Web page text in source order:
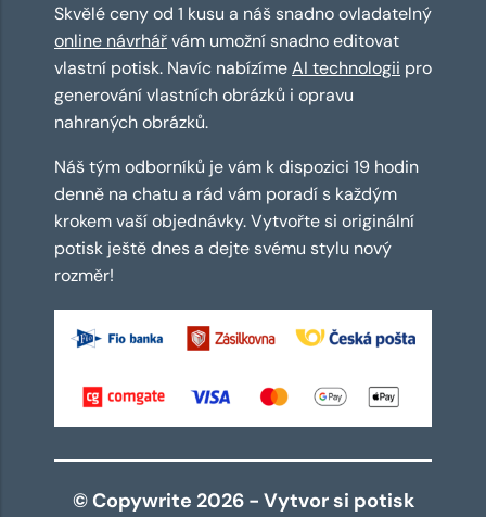
Skvělé ceny od 1 kusu a náš snadno ovladatelný
online návrhářvám umožní snadno editovat
vlastní potisk. Navíc nabízímeAI technologii pro
generování vlastních obrázků i opravu
nahraných obrázků.
Náš tým odborníků je vám k dispozici 19 hodin
denně na chatu a rád vám poradí s každým
krokem vaší objednávky. Vytvořte si originální
potisk ještě dnes a dejte svému stylu nový
rozměr!
© Copywrite 2026 - Vytvor si potisk